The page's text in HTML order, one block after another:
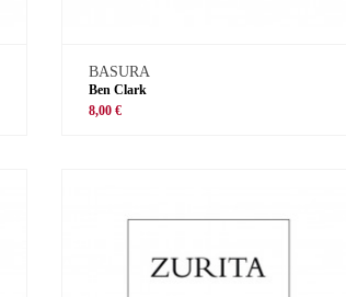
BASURA
Ben Clark
8,00 €